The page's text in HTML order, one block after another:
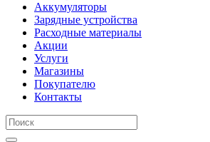
Аккумуляторы
Зарядные устройства
Расходные материалы
Акции
Услуги
Магазины
Покупателю
Контакты